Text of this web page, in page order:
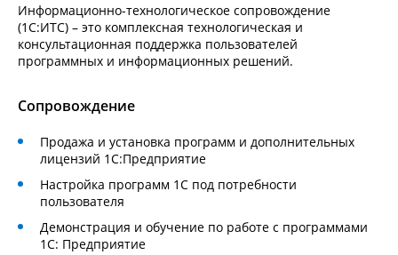
Информационно-технологическое сопровождение
(1С:ИТС) – это комплексная технологическая и
консультационная поддержка пользователей
программных и информационных решений.
Сопровождение
Продажа и установка программ и дополнительных
лицензий 1С:Предприятие
Настройка программ 1С под потребности
пользователя
Демонстрация и обучение по работе с программами
1С: Предприятие